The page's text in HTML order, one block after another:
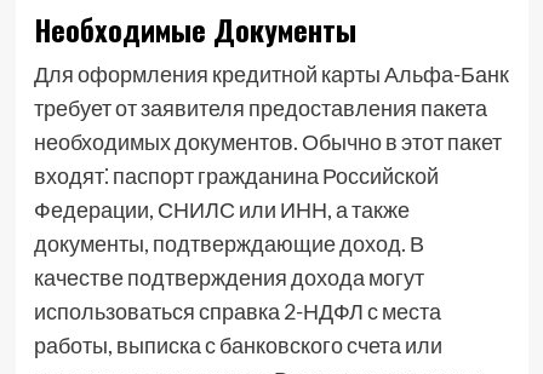
Необходимые Документы
Для оформления кредитной карты Альфа-Банк
требует от заявителя предоставления пакета
необходимых документов. Обычно в этот пакет
входят⁚ паспорт гражданина Российской
Федерации, СНИЛС или ИНН, а также
документы, подтверждающие доход. В
качестве подтверждения дохода могут
использоваться справка 2-НДФЛ с места
работы, выписка с банковского счета или